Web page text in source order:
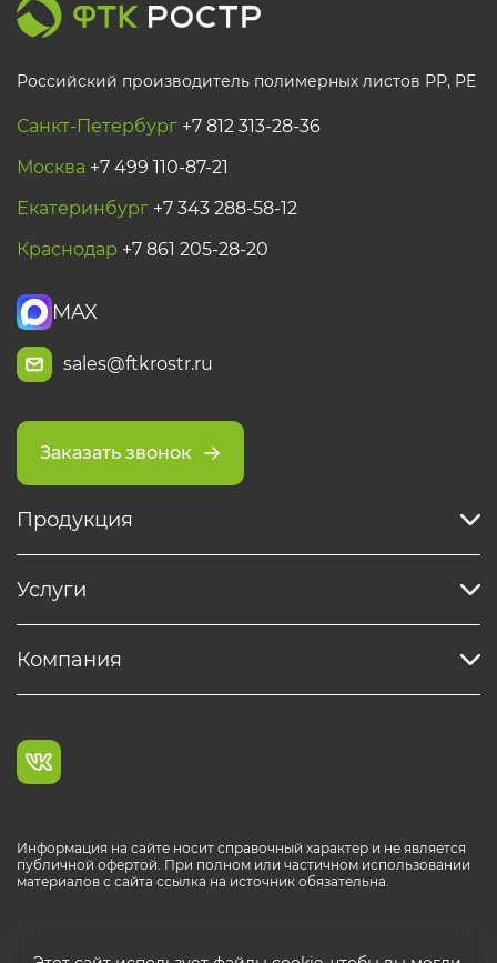
Российский производитель полимерных листов РР, PE
Санкт-Петербург +7 812 313-28-36
Москва +7 499 110-87-21
Екатеринбург +7 343 288-58-12
Краснодар +7 861 205-28-20
MAX
sales@ftkrostr.ru
Заказать звонок
Продукция
Услуги
Компания
Информация на сайте носит справочный характер и не является
публичной офертой. При полном или частичном использовании
материалов с сайта ссылка на источник обязательна.